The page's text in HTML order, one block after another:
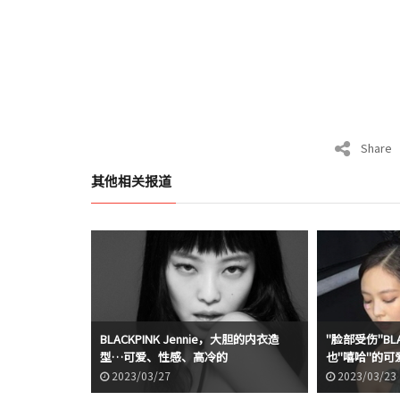
Share
其他相关报道
BLACKPINK Jennie，大胆的内衣造
型…可爱、性感、高冷的
2023/03/27
"脸部受伤
也"嘻哈"的可
2023/03/23